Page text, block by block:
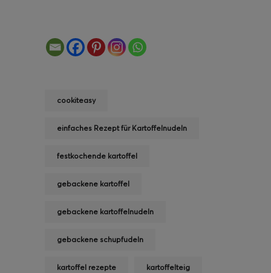
cookiteasy
einfaches Rezept für Kartoffelnudeln
festkochende kartoffel
gebackene kartoffel
gebackene kartoffelnudeln
gebackene schupfudeln
kartoffel rezepte kartoffelteig